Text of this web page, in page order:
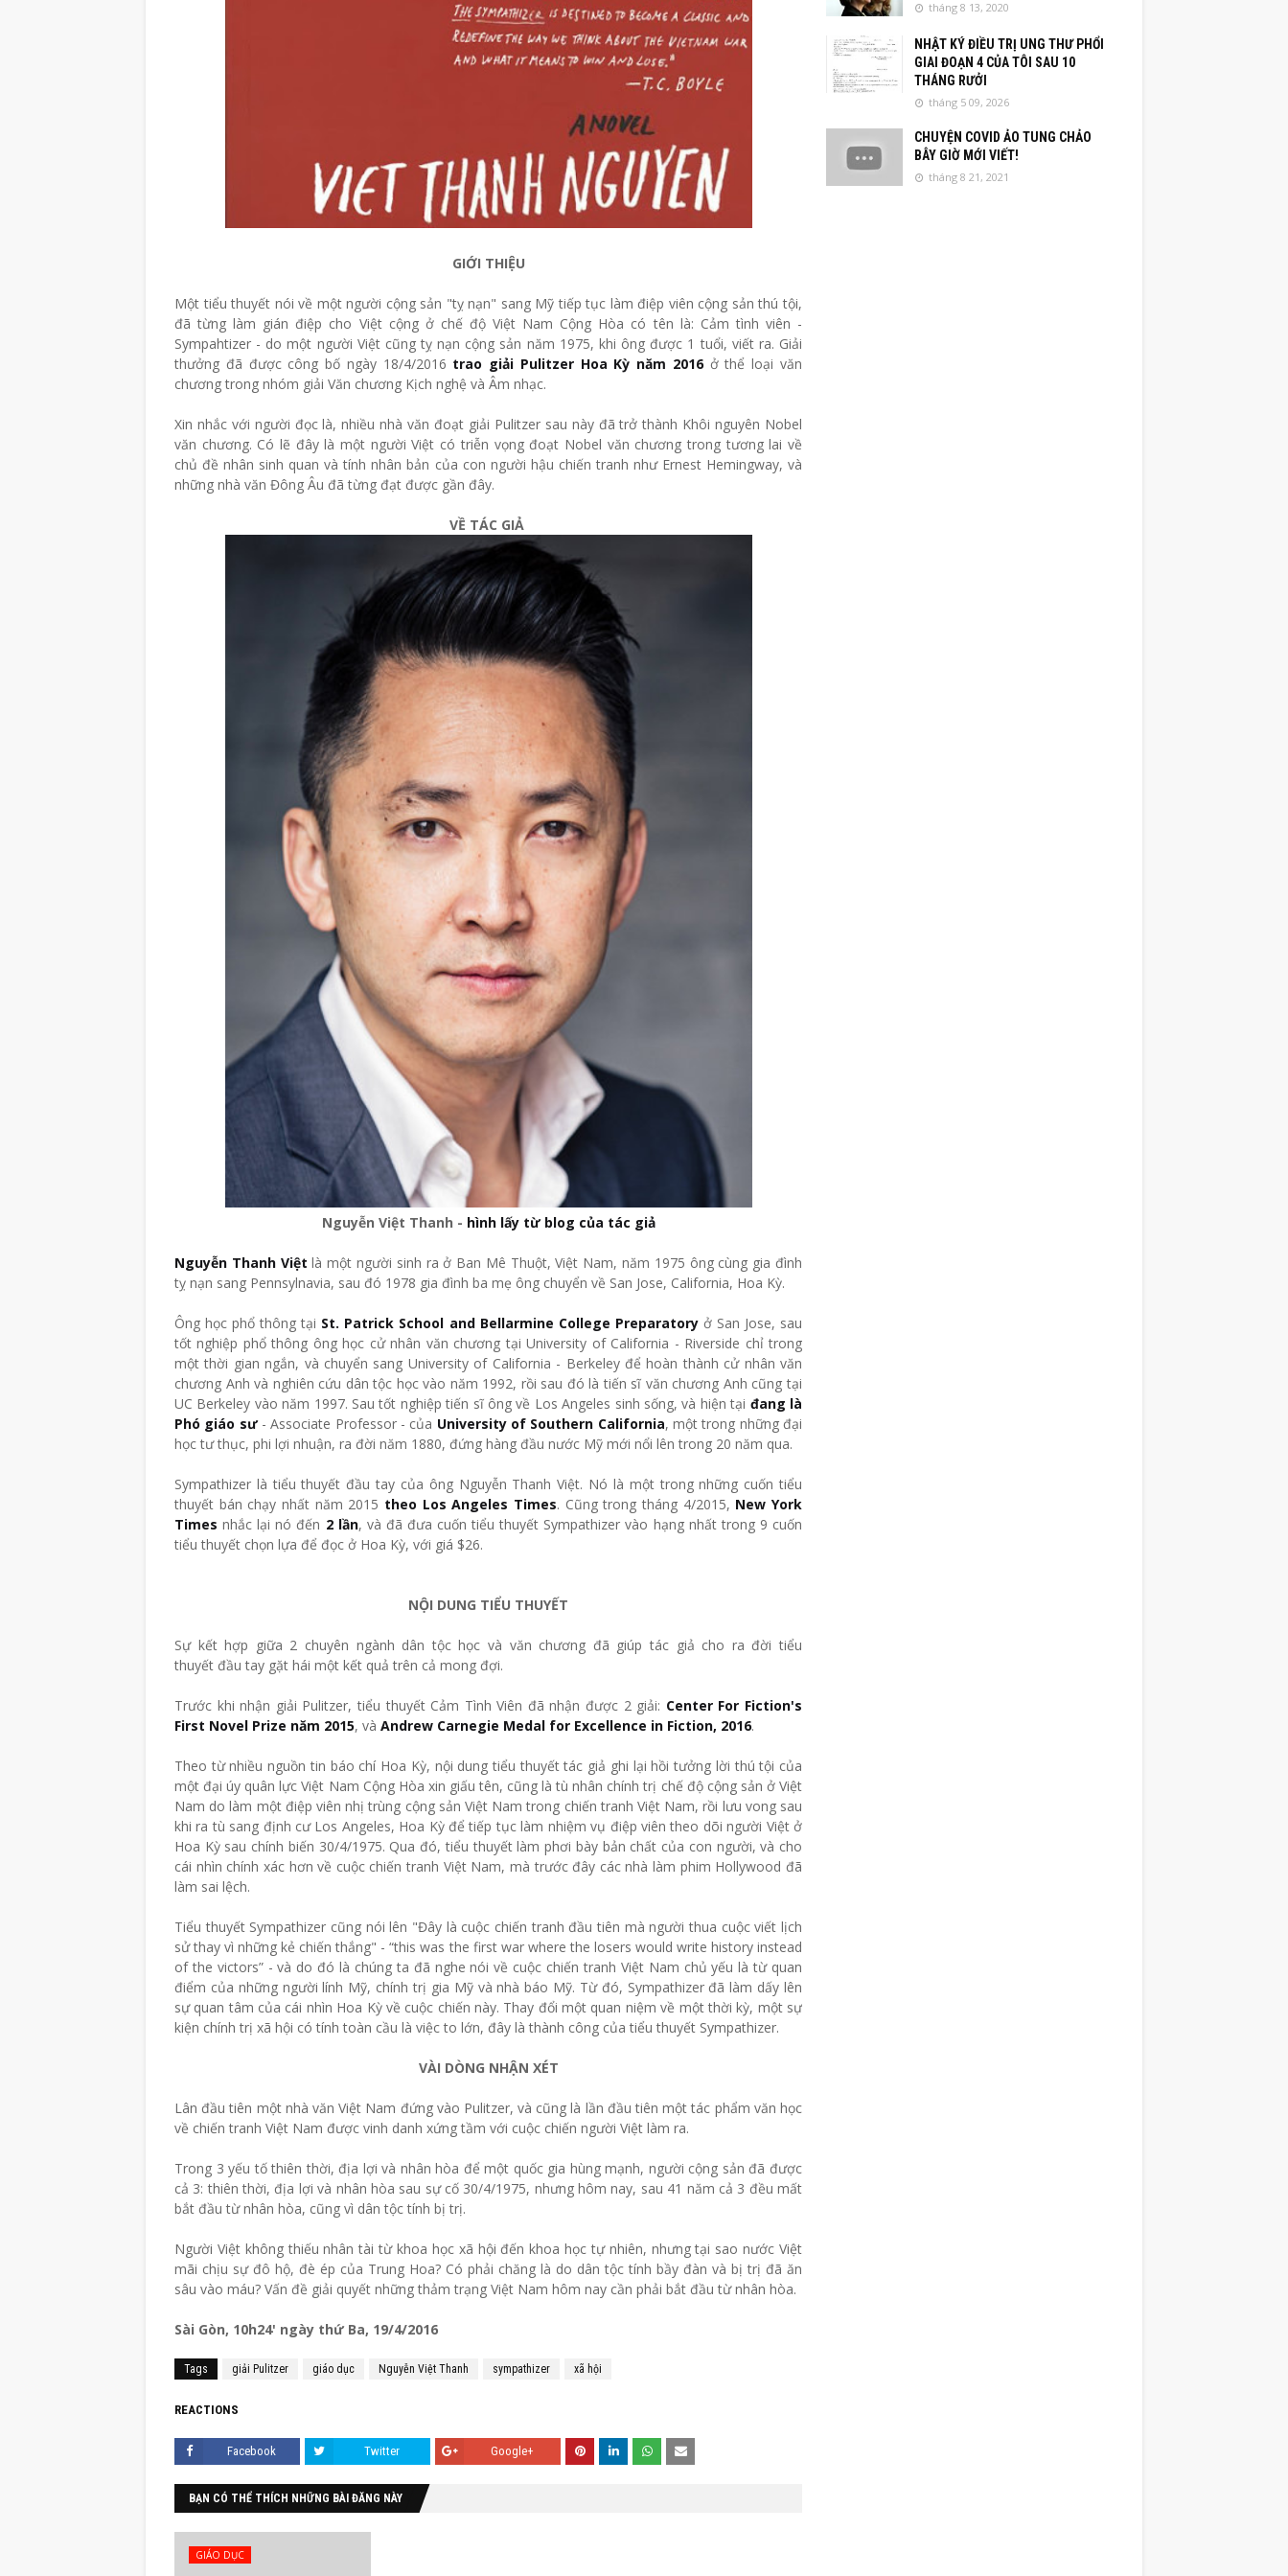
GIỚI THIỆU
Một tiểu thuyết nói về một người cộng sản "tỵ nạn" sang Mỹ tiếp tục làm điệp viên cộng sản thú tội,
đã từng làm gián điệp cho Việt cộng ở chế độ Việt Nam Cộng Hòa có tên là: Cảm tình viên -
Sympahtizer - do một người Việt cũng tỵ nạn cộng sản năm 1975, khi ông được 1 tuổi, viết ra. Giải
thưởng đã được công bố ngày 18/4/2016 trao giải Pulitzer Hoa Kỳ năm 2016ở thể loại văn
chương trong nhóm giải Văn chương Kịch nghệ và Âm nhạc.
Xin nhắc với người đọc là, nhiều nhà văn đoạt giải Pulitzer sau này đã trở thành Khôi nguyên Nobel
văn chương. Có lẽ đây là một người Việt có triễn vọng đoạt Nobel văn chương trong tương lai về
chủ đề nhân sinh quan và tính nhân bản của con người hậu chiến tranh như Ernest Hemingway, và
những nhà văn Đông Âu đã từng đạt được gần đây.
VỀ TÁC GIẢ
Nguyễn Việt Thanh - hình lấy từ blog của tác giả
Nguyễn Thanh Việt là một người sinh ra ở Ban Mê Thuột, Việt Nam, năm 1975 ông cùng gia đình
tỵ nạn sang Pennsylnavia, sau đó 1978 gia đình ba mẹ ông chuyển về San Jose, California, Hoa Kỳ.
Ông học phổ thông tại St. Patrick School and Bellarmine College Preparatoryở San Jose, sau
tốt nghiệp phổ thông ông học cử nhân văn chương tại University of California - Riverside chỉ trong
một thời gian ngắn, và chuyển sang University of California - Berkeley để hoàn thành cử nhân văn
chương Anh và nghiên cứu dân tộc học vào năm 1992, rồi sau đó là tiến sĩ văn chương Anh cũng tại
UC Berkeley vào năm 1997. Sau tốt nghiệp tiến sĩ ông về Los Angeles sinh sống, và hiện tại đang là
Phó giáo sư- Associate Professor - của University of Southern California, một trong những đại
học tư thục, phi lợi nhuận, ra đời năm 1880, đứng hàng đầu nước Mỹ mới nổi lên trong 20 năm qua.
Sympathizer là tiểu thuyết đầu tay của ông Nguyễn Thanh Việt. Nó là một trong những cuốn tiểu
thuyết bán chạy nhất năm 2015 theo Los Angeles Times. Cũng trong tháng 4/2015, New York
Times nhắc lại nó đến 2 lần, và đã đưa cuốn tiểu thuyết Sympathizer vào hạng nhất trong 9 cuốn
tiểu thuyết chọn lựa để đọc ở Hoa Kỳ, với giá $26.
NỘI DUNG TIỂU THUYẾT
Sự kết hợp giữa 2 chuyên ngành dân tộc học và văn chương đã giúp tác giả cho ra đời tiểu
thuyết đầu tay gặt hái một kết quả trên cả mong đợi.
Trước khi nhận giải Pulitzer, tiểu thuyết Cảm Tình Viên đã nhận được 2 giải: Center For Fiction's
First Novel Prize năm 2015, và Andrew Carnegie Medal for Excellence in Fiction, 2016.
Theo từ nhiều nguồn tin báo chí Hoa Kỳ, nội dung tiểu thuyết tác giả ghi lại hồi tưởng lời thú tội của
một đại úy quân lực Việt Nam Cộng Hòa xin giấu tên, cũng là tù nhân chính trị chế độ cộng sản ở Việt
Nam do làm một điệp viên nhị trùng cộng sản Việt Nam trong chiến tranh Việt Nam, rồi lưu vong sau
khi ra tù sang định cư Los Angeles, Hoa Kỳ để tiếp tục làm nhiệm vụ điệp viên theo dõi người Việt ở
Hoa Kỳ sau chính biến 30/4/1975. Qua đó, tiểu thuyết làm phơi bày bản chất của con người, và cho
cái nhìn chính xác hơn về cuộc chiến tranh Việt Nam, mà trước đây các nhà làm phim Hollywood đã
làm sai lệch.
Tiểu thuyết Sympathizer cũng nói lên "Đây là cuộc chiến tranh đầu tiên mà người thua cuộc viết lịch
sử thay vì những kẻ chiến thắng" - “this was the first war where the losers would write history instead
of the victors” - và do đó là chúng ta đã nghe nói về cuộc chiến tranh Việt Nam chủ yếu là từ quan
điểm của những người lính Mỹ, chính trị gia Mỹ và nhà báo Mỹ. Từ đó, Sympathizer đã làm dấy lên
sự quan tâm của cái nhìn Hoa Kỳ về cuộc chiến này. Thay đổi một quan niệm về một thời kỳ, một sự
kiện chính trị xã hội có tính toàn cầu là việc to lớn, đây là thành công của tiểu thuyết Sympathizer.
VÀI DÒNG NHẬN XÉT
Lân đầu tiên một nhà văn Việt Nam đứng vào Pulitzer, và cũng là lần đầu tiên một tác phẩm văn học
về chiến tranh Việt Nam được vinh danh xứng tầm với cuộc chiến người Việt làm ra.
Trong 3 yếu tố thiên thời, địa lợi và nhân hòa để một quốc gia hùng mạnh, người cộng sản đã được
cả 3: thiên thời, địa lợi và nhân hòa sau sự cố 30/4/1975, nhưng hôm nay, sau 41 năm cả 3 đều mất
bắt đầu từ nhân hòa, cũng vì dân tộc tính bị trị.
Người Việt không thiếu nhân tài từ khoa học xã hội đến khoa học tự nhiên, nhưng tại sao nước Việt
mãi chịu sự đô hộ, đè ép của Trung Hoa? Có phải chăng là do dân tộc tính bầy đàn và bị trị đã ăn
sâu vào máu? Vấn đề giải quyết những thảm trạng Việt Nam hôm nay cần phải bắt đầu từ nhân hòa.
Sài Gòn, 10h24' ngày thứ Ba, 19/4/2016
Tags giải Pulitzer giáo dục Nguyễn Việt Thanh sympathizer xã hội
REACTIONS
Facebook Twitter Google+
BẠN CÓ THỂ THÍCH NHỮNG BÀI ĐĂNG NÀY
GIÁO DỤC
tháng 8 13, 2020
NHẬT KÝ ĐIỀU TRỊ UNG THƯ PHỔI
GIAI ĐOẠN 4 CỦA TÔI SAU 10
THÁNG RƯỞI
tháng 5 09, 2026
CHUYỆN COVID ẢO TUNG CHẢO
BÂY GIỜ MỚI VIẾT!
tháng 8 21, 2021